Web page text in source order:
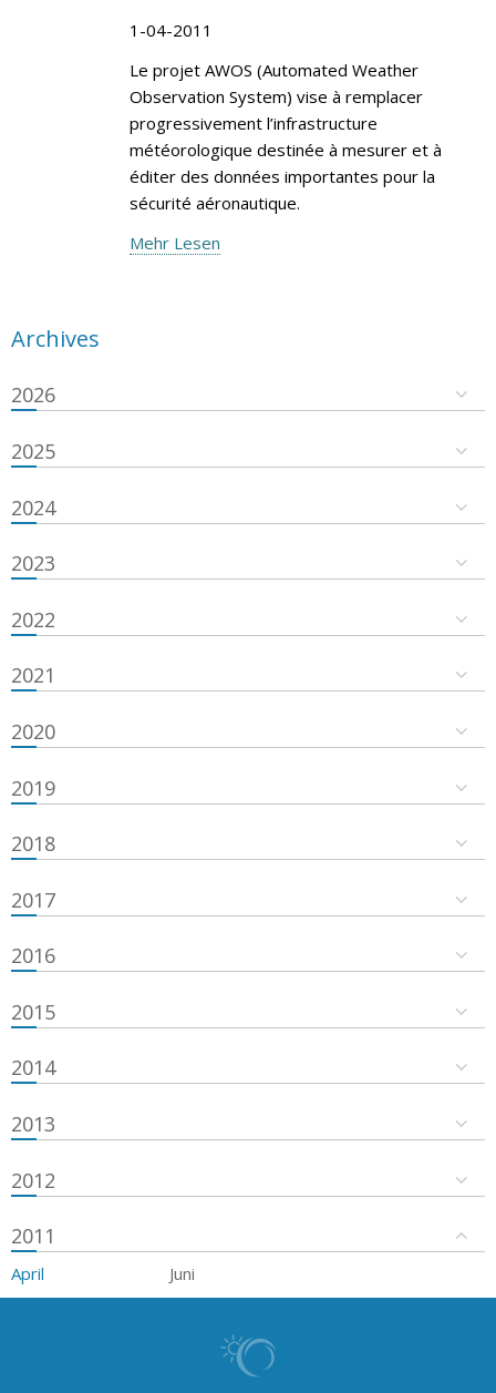
1-04-2011
Le projet AWOS (Automated Weather
Observation System) vise à remplacer
progressivement l’infrastructure
météorologique destinée à mesurer et à
éditer des données importantes pour la
sécurité aéronautique.
Mehr Lesen
Archives
2026
2025
2024
2023
2022
2021
2020
2019
2018
2017
2016
2015
2014
2013
2012
2011
April Juni